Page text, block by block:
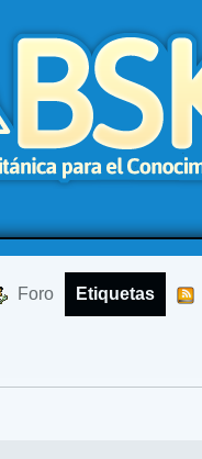
Foro Etiquetas